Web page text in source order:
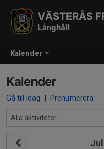
Kalender
VÄSTERÅS
Långhåll
Kalender
Gå till idag | Prenumerera